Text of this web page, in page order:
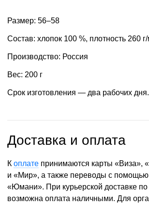
Размер: 56–58
Состав: хлопок 100 %, плотность 260 г/
Производство: Россия
Вес: 200 г
Срок изготовления — два рабочих дня.
Доставка и оплата
К оплате принимаются карты «Виза»,
и «Мир», а также переводы с помощью
«Юмани». При курьерской доставке
возможна оплата наличными. Для